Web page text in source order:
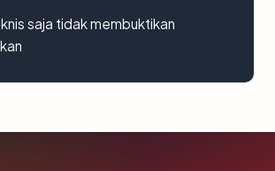
saja tidak membuktikan